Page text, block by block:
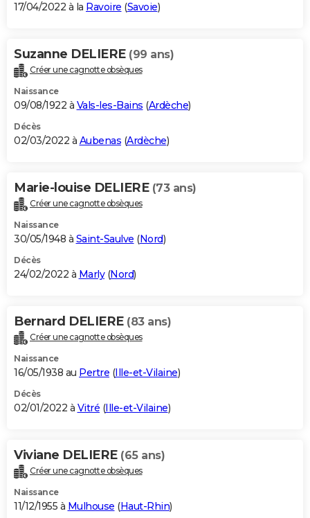
17/04/2022 à la Ravoire (Savoie)
Suzanne DELIERE (99 ans)
Créer une cagnotte obsèques
Naissance
09/08/1922 à Vals-les-Bains (Ardèche)
Décès
02/03/2022 à Aubenas (Ardèche)
Marie-louise DELIERE (73 ans)
Créer une cagnotte obsèques
Naissance
30/05/1948 à Saint-Saulve (Nord)
Décès
24/02/2022 à Marly(Nord)
Bernard DELIERE (83 ans)
Créer une cagnotte obsèques
Naissance
16/05/1938 au Pertre (Ille-et-Vilaine)
Décès
02/01/2022 à Vitré (Ille-et-Vilaine)
Viviane DELIERE (65 ans)
Créer une cagnotte obsèques
Naissance
11/12/1955 à Mulhouse (Haut-Rhin)